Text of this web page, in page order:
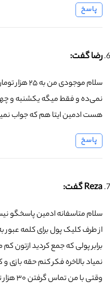
پاسخ
رضا گفت:
سلام موجودی
نمی‌ده و فقط میگه یکشنبه و
هست ادمین ایتا هم که جواب
پاسخ
Reza گفت:
سلام متاسفانه ادمین پاسخگو
از طرف کلیک پول برای کلمه
برابر پولی که جمع کردید ازتون
نمیاد بالاخره فکر کنم حقه
وقتی با من تماس گرفتن ۳۰ هزار تومن شارژ از من پرید